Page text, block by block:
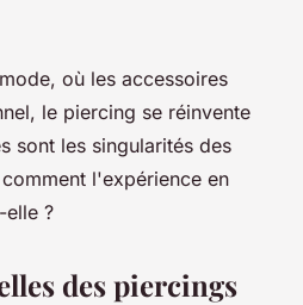
les tendances
en
min de lecture
où les accessoires
le piercing se réinvente
sont les singularités des
l'expérience en
elle ?
des piercings